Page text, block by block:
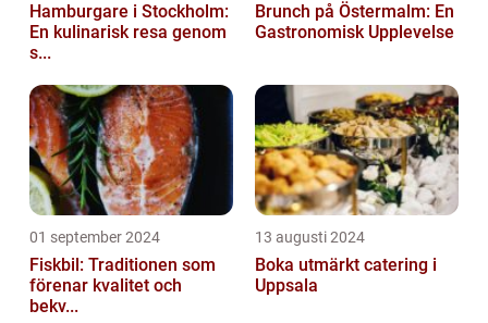
Hamburgare i Stockholm:
En kulinarisk resa genom
s...
Brunch på Östermalm: En
Gastronomisk Upplevelse
01 september 2024
Fiskbil: Traditionen som
förenar kvalitet och
bekv...
13 augusti 2024
Boka utmärkt catering i
Uppsala